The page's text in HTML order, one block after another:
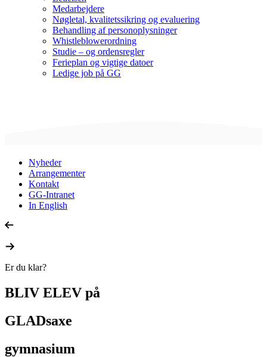
Medarbejdere
Nøgletal, kvalitetssikring og evaluering
Behandling af personoplysninger
Whistleblowerordning
Studie – og ordensregler
Ferieplan og vigtige datoer
Ledige job på GG
Nyheder
Arrangementer
Kontakt
GG-Intranet
In English
Er du klar?
BLIV ELEV på
GLADsaxe
gymnasium